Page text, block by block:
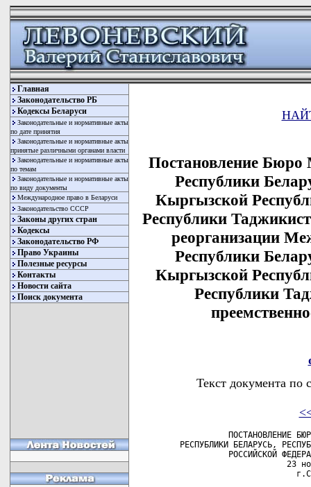
Главная
Законодательство РБ
Кодексы Беларуси
Законодательные и нормативные акты
по дате принятия
Законодательные и нормативные акты
принятые различными органами власти
Законодательные и нормативные акты
по темам
Законодательные и нормативные акты
по виду документы
Международное право в Беларуси
Законодательство СССР
Законы других стран
Кодексы
Законодательство РФ
Право Украины
Полезные ресурсы
Контакты
Новости сайта
Поиск документа
Постановление Бюро
Республики
Кыргызской
Республики
реорганизации
Республики
Кыргызской
Республики
Текст документа по
ПОСТАНОВЛЕНИЕ
РЕСПУБЛИКИ БЕЛАРУСЬ,
РОССИЙСКОЙ
23